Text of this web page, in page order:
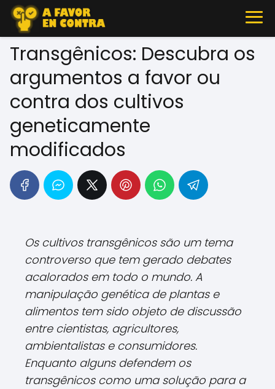
Transgênicos: Descubra os
argumentos a favor ou
contra dos cultivos
geneticamente
modificados
Os cultivos transgênicos são um tema
controverso que tem gerado debates
acalorados em todo o mundo. A
manipulação genética de plantas e
alimentos tem sido objeto de discussão
entre cientistas, agricultores,
ambientalistas e consumidores.
Enquanto alguns defendem os
transgênicos como uma solução para a